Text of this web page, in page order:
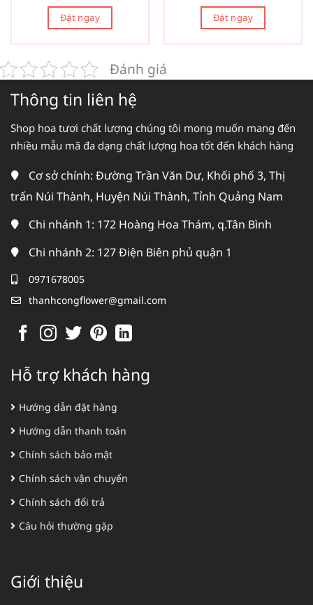
Đặt ngay Đặt ngay
Đánh giá
Thông tin liên hệ
Shop hoa tươi chất lượng chúng tôi mong muốn mang đến
nhiều mẫu mã đa dạng chất lượng hoa tốt đến khách hàng
Cơ sở chính: Đường Trần Văn Dư, Khối phố 3, Thị
trấn Núi Thành, Huyện Núi Thành, Tỉnh Quảng Nam
Chi nhánh 1: 172 Hoàng Hoa Thám, q.Tân Bình
Chi nhánh 2: 127 Điện Biên phủ quận 1
0971678005
thanhcongflower@gmail.com
Hỗ trợ khách hàng
Hướng dẫn đặt hàng
Hướng dẫn thanh toán
Chính sách bảo mật
Chính sách vận chuyển
Chính sách đổi trả
Câu hỏi thường gặp
Giới thiệu